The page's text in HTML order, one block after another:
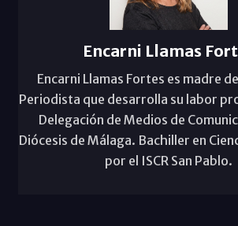
Encarni Llamas
Encarni Llamas Fortes es madre
Periodista que desarrolla su labor
Delegación de Medios de
Diócesis de Málaga. Bachiller en
por el ISCR San Pablo.